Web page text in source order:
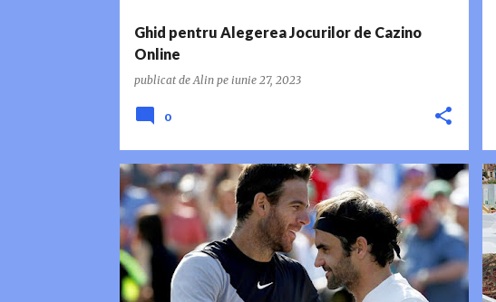
Ghid pentru Alegerea Jocurilor de Cazino
Online
publicat deAlin pe iunie 27, 2023
0
BREAK IN TENIS IVO KARLOVIC JOHN ISNER +
MILOS RAONIC